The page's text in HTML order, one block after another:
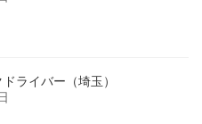
ライバー（埼玉）